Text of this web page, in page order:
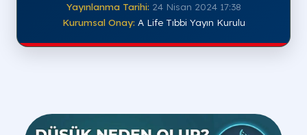
Yayınlanma Tarihi: 24 Nisan 2024 17:38
Kurumsal Onay: A Life Tıbbi Yayın Kurulu